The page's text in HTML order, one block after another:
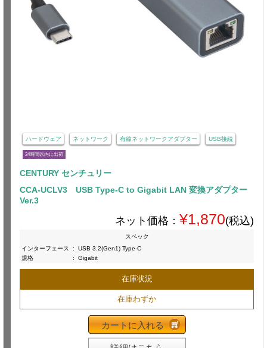
ハードウェア ネットワーク 有線ネットワークアダプター USB接続
24時間以内に出荷
CENTURY センチュリー
CCA-UCLV3 USB Type-C to Gigabit LAN 変換アダプター
Ver.3
ネット価格： ¥1,870(税込)
スペック
インターフェース
:
USB 3.2(Gen1) Type-C
規格
: Gigabit
在庫状況
在庫わずか
カートに入れる